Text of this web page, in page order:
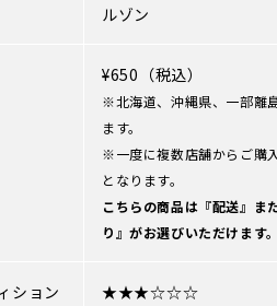
ルゾン
¥650（税込）
※北海道、沖縄県、一部離
ます。
※一度に複数店舗からご購
となります。
こちらの商品は『配送』ま
り』がお選びいただけます。
ション
★★★☆☆☆